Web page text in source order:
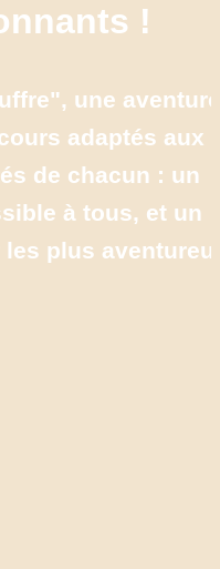
!
, une aventure
adaptés aux
de chacun : un
à tous, et un
plus